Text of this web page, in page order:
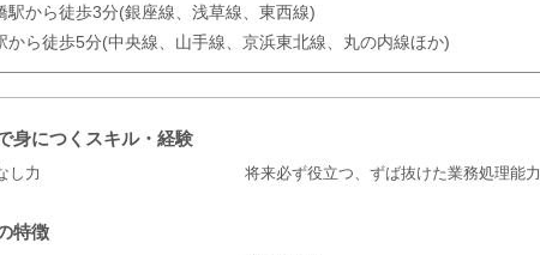
駅から徒歩3分(銀座線、浅草線、東西線)
から徒歩5分(中央線、山手線、京浜東北線、丸の内線ほか)
身につくスキル・経験
し力 将来必ず役立つ、ずば抜けた業務処理能力
特徴